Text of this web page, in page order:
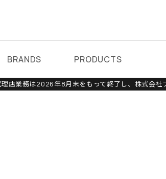
BRANDS PRODUCTS
店業務は2026年8月末をもって終了し、株式会社